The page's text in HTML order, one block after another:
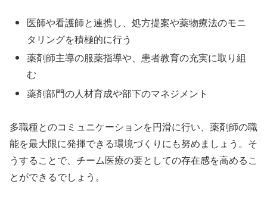
医師や看護師と連携し、処方提案や薬物療法のモニ
タリングを積極的に行う
薬剤師主導の服薬指導や、患者教育の充実に取り組
む
薬剤部門の人材育成や部下のマネジメント
多職種とのコミュニケーションを円滑に行い、薬剤師の職
能を最大限に発揮できる環境づくりにも努めましょう。そ
うすることで、チーム医療の要としての存在感を高めるこ
とができるでしょう。